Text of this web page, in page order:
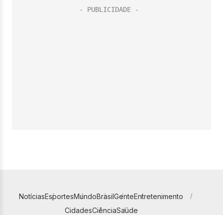
NotíciasEsportesMundoBrasilGenteEntretenimento
CidadesCiênciaSaúde